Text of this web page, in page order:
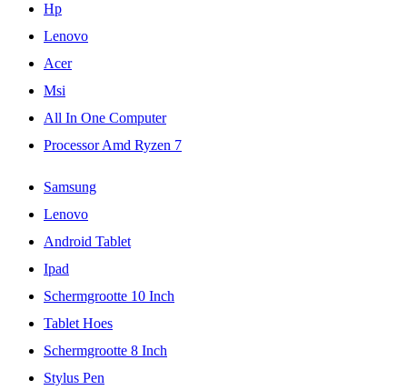
Hp
Lenovo
Acer
Msi
All In One Computer
Processor Amd Ryzen 7
Samsung
Lenovo
Android Tablet
Ipad
Schermgrootte 10 Inch
Tablet Hoes
Schermgrootte 8 Inch
Stylus Pen